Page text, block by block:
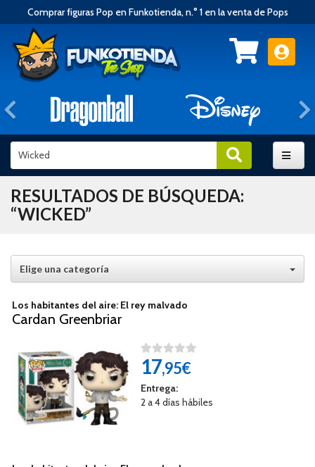
Comprar figuras Pop en Funkotienda, n.° 1 en la venta de Pops
Anterior
RESULTADOS DE BÚSQUEDA:
“WICKED”
Elige una categoría
Los habitantes del aire: El rey malvado
Cardan Greenbriar
17,95€
Entrega:
2 a 4 días hábiles